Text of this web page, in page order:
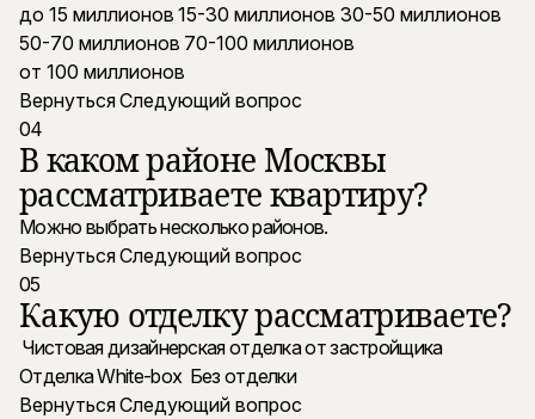
до 15 миллионов 15-30 миллионов 30-50 миллионов
50-70 миллионов 70-100 миллионов
от 100 миллионов
ВернутьсяСледующий вопрос
04
В каком районе Москвы
рассматриваете квартиру?
Можно выбрать несколько районов.
ВернутьсяСледующий вопрос
05
Какую отделку рассматриваете?
Чистовая дизайнерская отделка от застройщика
Отделка White-box Без отделки
ВернутьсяСледующий вопрос